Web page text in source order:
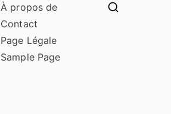
À propos de
Contact
Page Légale
Sample Page